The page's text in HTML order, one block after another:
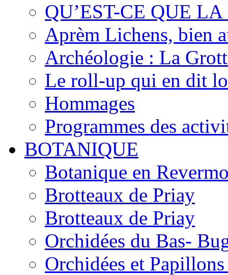
QU’EST-CE QUE
Aprèm Lichens, bien
Archéologie : La
Le roll-up qui en dit
Hommages
Programmes des
BOTANIQUE
Botanique en
Brotteaux de Priay
Brotteaux de Priay
Orchidées du Bas-
Orchidées et